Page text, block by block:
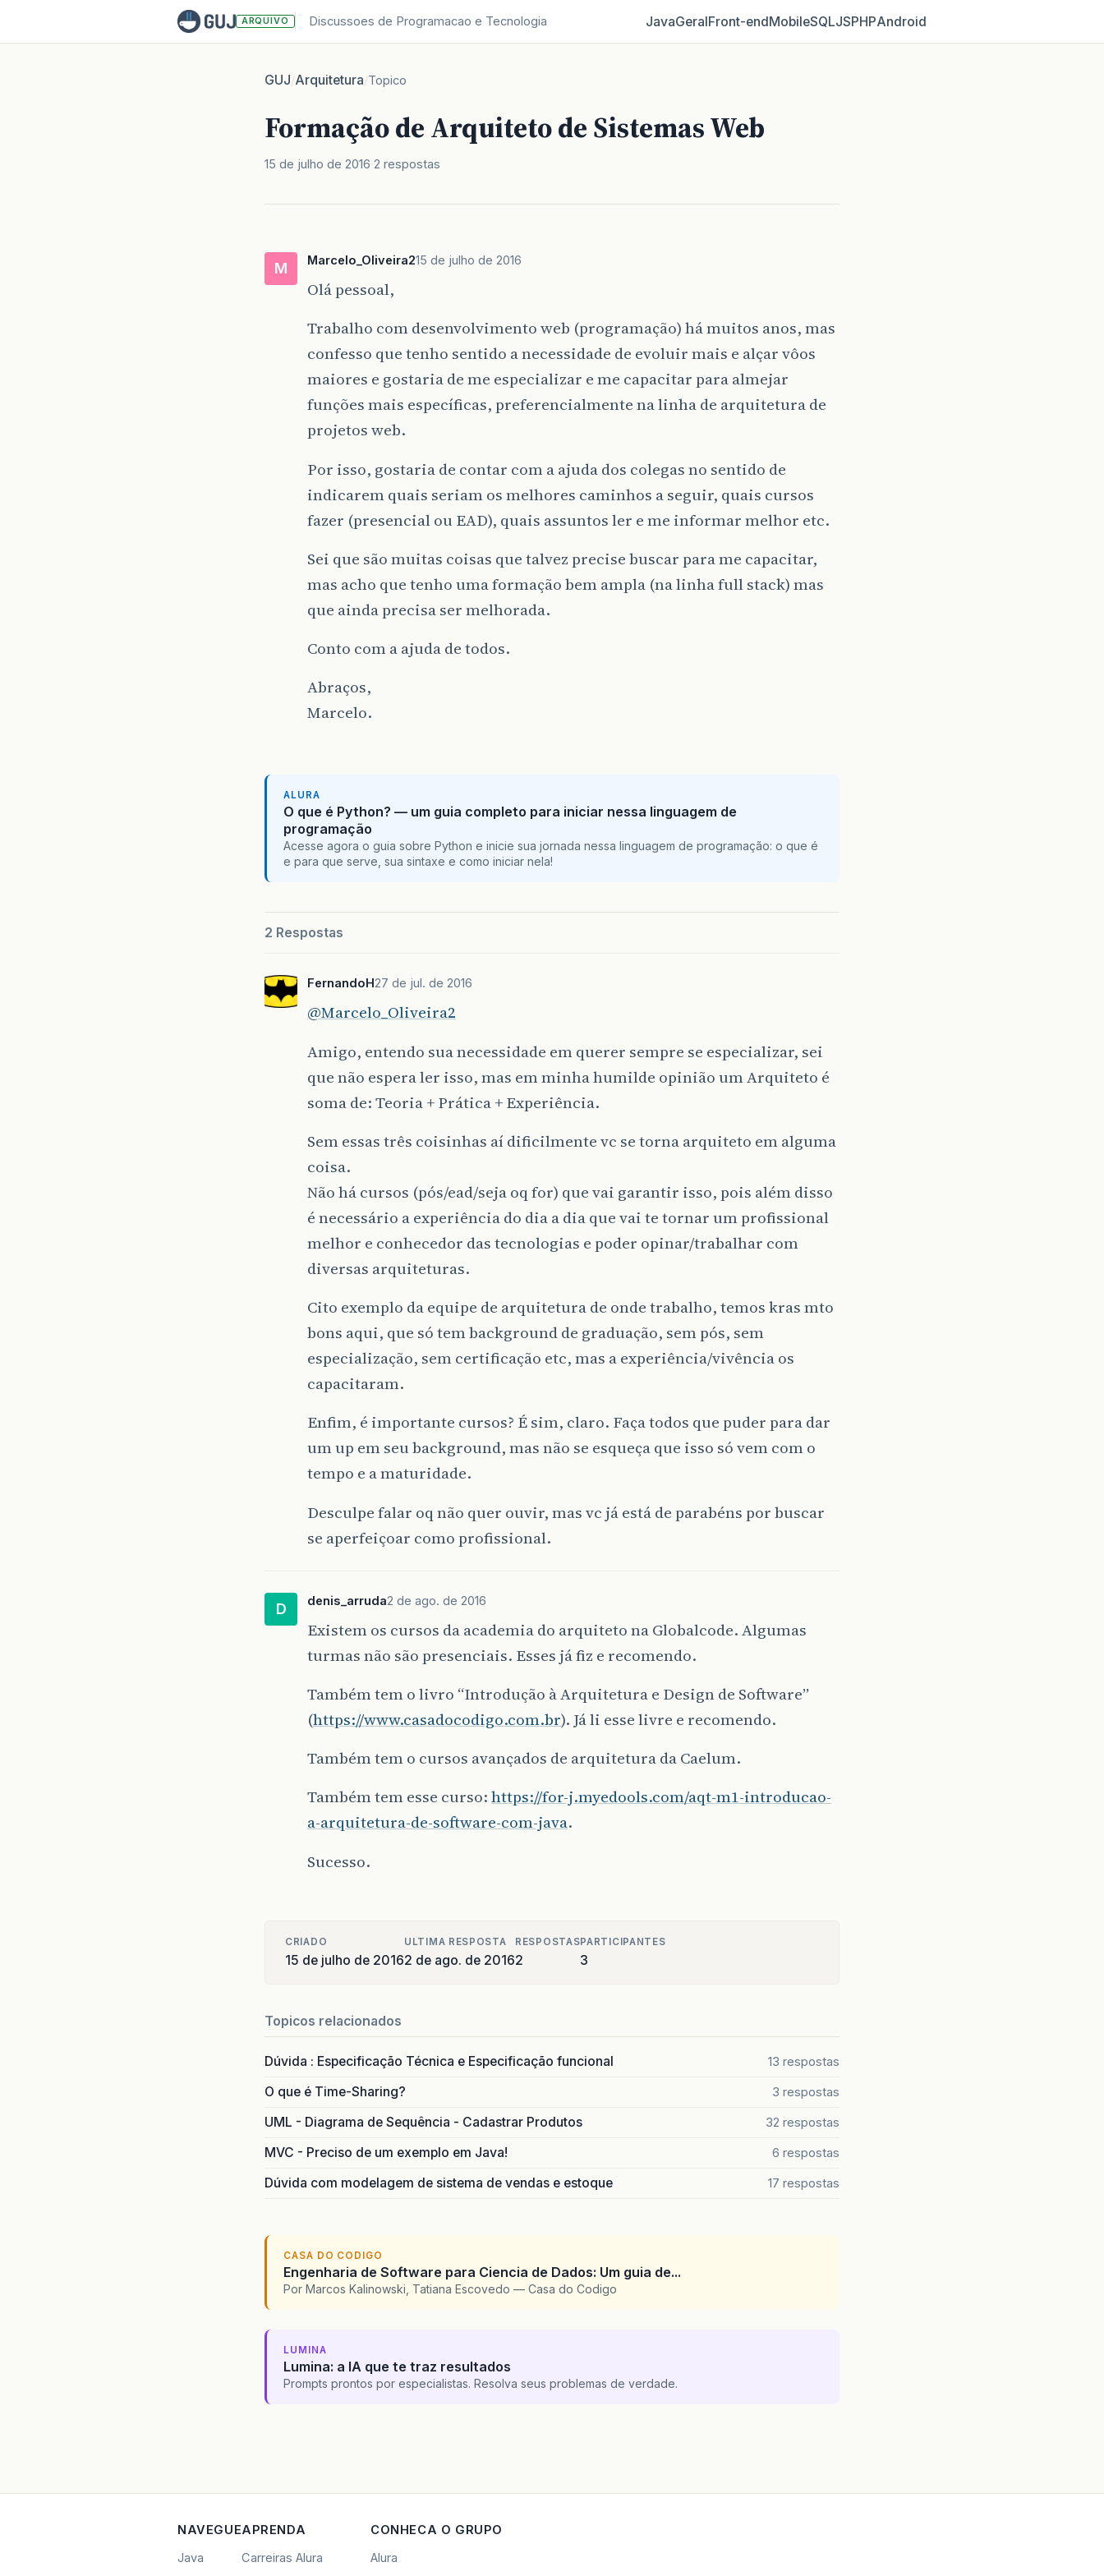
ARQUIVO Discussoes de Programacao e Tecnologia JavaGeralFront‑endMobileSQLJSPHPAndroid
GUJ/Arquitetura/Topico
Formação de Arquiteto de Sistemas Web
15 de julho de 2016 2 respostas
M Marcelo_Oliveira215 de julho de 2016
Olá pessoal,
Trabalho com desenvolvimento web (programação) há muitos anos, mas
confesso que tenho sentido a necessidade de evoluir mais e alçar vôos
maiores e gostaria de me especializar e me capacitar para almejar
funções mais específicas, preferencialmente na linha de arquitetura de
projetos web.
Por isso, gostaria de contar com a ajuda dos colegas no sentido de
indicarem quais seriam os melhores caminhos a seguir, quais cursos
fazer (presencial ou EAD), quais assuntos ler e me informar melhor etc.
Sei que são muitas coisas que talvez precise buscar para me capacitar,
mas acho que tenho uma formação bem ampla (na linha full stack) mas
que ainda precisa ser melhorada.
Conto com a ajuda de todos.
Abraços,
Marcelo.
ALURA
O que é Python? — um guia completo para iniciar nessa linguagem de
programação
Acesse agora o guia sobre Python e inicie sua jornada nessa linguagem de programação: o que é
e para que serve, sua sintaxe e como iniciar nela!
2 Respostas
FernandoH27 de jul. de 2016
@Marcelo_Oliveira2
Amigo, entendo sua necessidade em querer sempre se especializar, sei
que não espera ler isso, mas em minha humilde opinião um Arquiteto é
soma de: Teoria + Prática + Experiência.
Sem essas três coisinhas aí dificilmente vc se torna arquiteto em alguma
coisa.
Não há cursos (pós/ead/seja oq for) que vai garantir isso, pois além disso
é necessário a experiência do dia a dia que vai te tornar um profissional
melhor e conhecedor das tecnologias e poder opinar/trabalhar com
diversas arquiteturas.
Cito exemplo da equipe de arquitetura de onde trabalho, temos kras mto
bons aqui, que só tem background de graduação, sem pós, sem
especialização, sem certificação etc, mas a experiência/vivência os
capacitaram.
Enfim, é importante cursos? É sim, claro. Faça todos que puder para dar
um up em seu background, mas não se esqueça que isso só vem com o
tempo e a maturidade.
Desculpe falar oq não quer ouvir, mas vc já está de parabéns por buscar
se aperfeiçoar como profissional.
D denis_arruda2 de ago. de 2016
Existem os cursos da academia do arquiteto na Globalcode. Algumas
turmas não são presenciais. Esses já fiz e recomendo.
Também tem o livro “Introdução à Arquitetura e Design de Software”
(https://www.casadocodigo.com.br). Já li esse livre e recomendo.
Também tem o cursos avançados de arquitetura da Caelum.
Também tem esse curso:https://for-j.myedools.com/aqt-m1-introducao-
a-arquitetura-de-software-com-java.
Sucesso.
CRIADO
15 de julho de 2016
ULTIMA RESPOSTA
2 de ago. de 2016
RESPOSTAS
2
PARTICIPANTES
3
Topicos relacionados
Dúvida : Especificação Técnica e Especificação funcional 13 respostas
O que é Time-Sharing? 3 respostas
UML - Diagrama de Sequência - Cadastrar Produtos 32 respostas
MVC - Preciso de um exemplo em Java! 6 respostas
Dúvida com modelagem de sistema de vendas e estoque 17 respostas
CASA DO CODIGO
Engenharia de Software para Ciencia de Dados: Um guia de...
Por Marcos Kalinowski, Tatiana Escovedo — Casa do Codigo
LUMINA
Lumina: a IA que te traz resultados
Prompts prontos por especialistas. Resolva seus problemas de verdade.
NAVEGUE
Java
APRENDA
Carreiras Alura
CONHECA O GRUPO
Alura